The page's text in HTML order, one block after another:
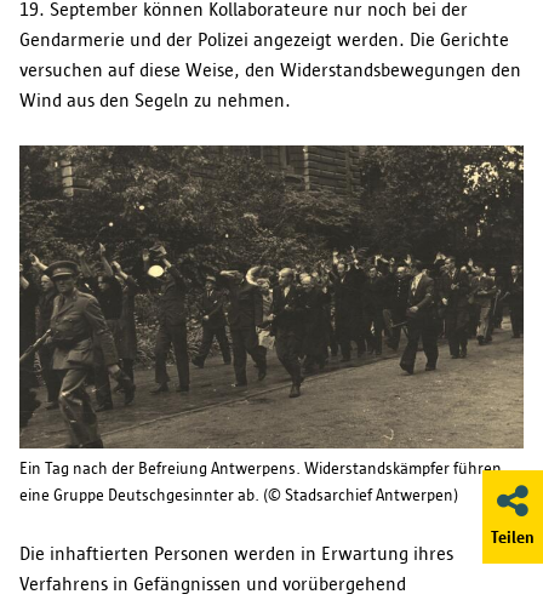
Teilen
19. September können Kollaborateure nur noch bei der
Gendarmerie und der Polizei angezeigt werden. Die Gerichte
versuchen auf diese Weise, den Widerstandsbewegungen den
Wind aus den Segeln zu nehmen.
Ein Tag nach der Befreiung Antwerpens. Widerstandskämpfer führen
eine Gruppe Deutschgesinnter ab. (© Stadsarchief Antwerpen)
Die inhaftierten Personen werden in Erwartung ihres
Verfahrens in Gefängnissen und vorübergehend